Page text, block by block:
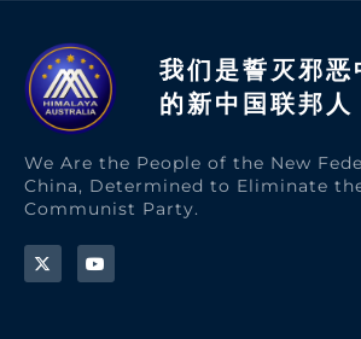
我们是誓灭邪恶
的新中国联邦人​
We Are the People of the New
China, Determined to Eliminate
Communist Party.